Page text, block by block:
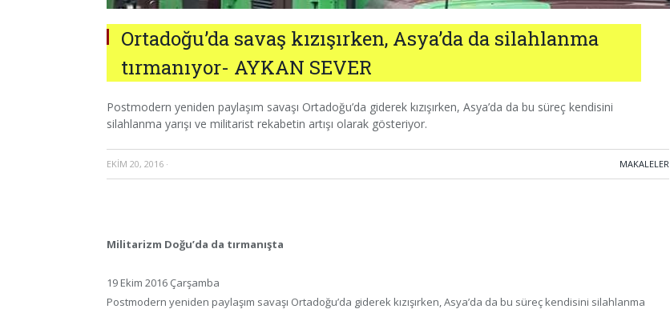
Ortadoğu’da savaş kızışırken, Asya’da da silahlanma
tırmanıyor- AYKAN SEVER
Postmodern yeniden paylaşım savaşı Ortadoğu’da giderek kızışırken, Asya’da da bu süreç kendisini
silahlanma yarışı ve militarist rekabetin artışı olarak gösteriyor.
EKIM 20, 2016 · MAKALELER
Militarizm Doğu’da da tırmanışta
19 Ekim 2016 Çarşamba
Postmodern yeniden paylaşım savaşı Ortadoğu’da giderek kızışırken, Asya’da da bu süreç kendisini silahlanma